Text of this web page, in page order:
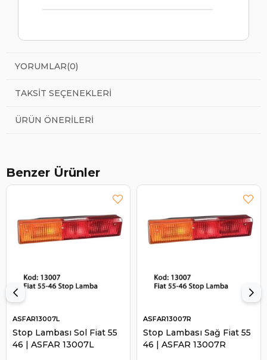
YORUMLAR(0)
TAKSIT SEÇENEKLERI
ÜRÜN ÖNERILERI
Benzer Ürünler
Stop Lambası Sol Fiat 55
46 | ASFAR 13007L
ASFAR13007L
Stop Lambası Sağ Fiat 55
46 | ASFAR 13007R
ASFAR13007R